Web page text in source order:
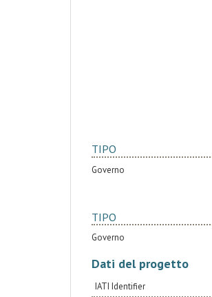
TIPO
Governo
TIPO
Governo
Dati del progetto
IATI Identifier